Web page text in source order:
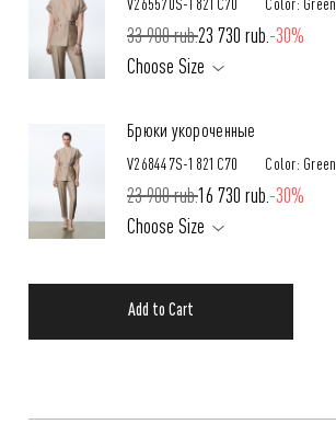
33 900 rub.23 730 rub. -30%
Choose Size
Брюки укороченные
V268447S-1821C70 Color: Green
23 900 rub.16 730 rub. -30%
Choose Size
Add to Cart